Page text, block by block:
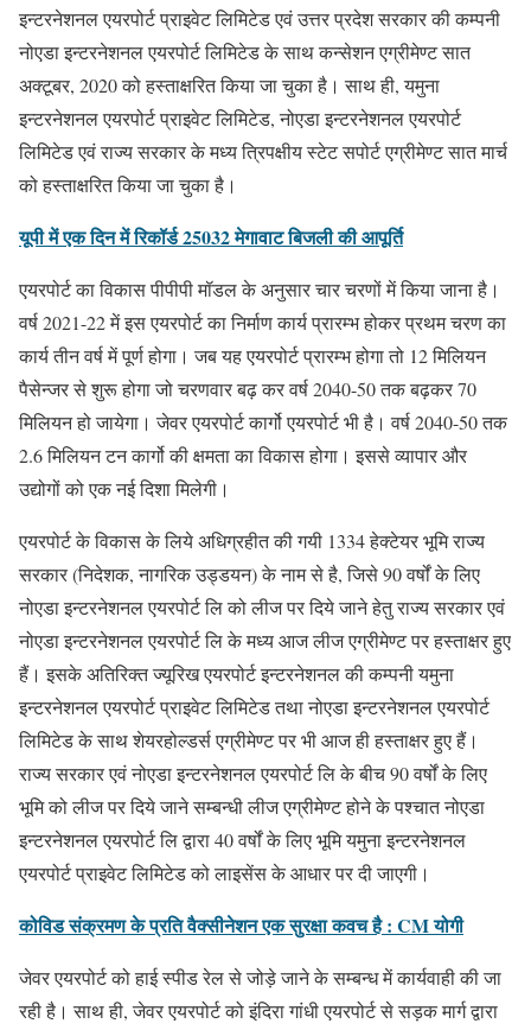
इन्टरनेशनल एयरपोर्ट प्राइवेट लिमिटेड एवं उत्तर प्रदेश सरकार की कम्पनी
नोएडा इन्टरनेशनल एयरपोर्ट लिमिटेड के साथ कन्सेशन एग्रीमेण्ट सात
अक्टूबर, 2020 को हस्ताक्षरित किया जा चुका है। साथ ही, यमुना
इन्टरनेशनल एयरपोर्ट प्राइवेट लिमिटेड, नोएडा इन्टरनेशनल एयरपोर्ट
लिमिटेड एवं राज्य सरकार के मध्य त्रिपक्षीय स्टेट सपोर्ट एग्रीमेण्ट सात मार्च
को हस्ताक्षरित किया जा चुका है।
यूपी में एक दिन में रिकॉर्ड 25032 मेगावाट बिजली की आपूर्ति
एयरपोर्ट का विकास पीपीपी मॉडल के अनुसार चार चरणों में किया जाना है।
वर्ष 2021-22 में इस एयरपोर्ट का निर्माण कार्य प्रारम्भ होकर प्रथम चरण का
कार्य तीन वर्ष में पूर्ण होगा। जब यह एयरपोर्ट प्रारम्भ होगा तो 12 मिलियन
पैसेन्जर से शुरू होगा जो चरणवार बढ़ कर वर्ष 2040-50 तक बढ़कर 70
मिलियन हो जायेगा। जेवर एयरपोर्ट कार्गो एयरपोर्ट भी है। वर्ष 2040-50 तक
2.6 मिलियन टन कार्गो की क्षमता का विकास होगा। इससे व्यापार और
उद्योगों को एक नई दिशा मिलेगी।
एयरपोर्ट के विकास के लिये अधिग्रहीत की गयी 1334 हेक्टेयर भूमि राज्य
सरकार (निदेशक, नागरिक उड्डयन) के नाम से है, जिसे 90 वर्षों के लिए
नोएडा इन्टरनेशनल एयरपोर्ट लि को लीज पर दिये जाने हेतु राज्य सरकार एवं
नोएडा इन्टरनेशनल एयरपोर्ट लि के मध्य आज लीज एग्रीमेण्ट पर हस्ताक्षर हुए
हैं। इसके अतिरिक्त ज्यूरिख एयरपोर्ट इन्टरनेशनल की कम्पनी यमुना
इन्टरनेशनल एयरपोर्ट प्राइवेट लिमिटेड तथा नोएडा इन्टरनेशनल एयरपोर्ट
लिमिटेड के साथ शेयरहोल्डर्स एग्रीमेण्ट पर भी आज ही हस्ताक्षर हुए हैं।
राज्य सरकार एवं नोएडा इन्टरनेशनल एयरपोर्ट लि के बीच 90 वर्षों के लिए
भूमि को लीज पर दिये जाने सम्बन्धी लीज एग्रीमेण्ट होने के पश्चात नोएडा
इन्टरनेशनल एयरपोर्ट लि द्वारा 40 वर्षों के लिए भूमि यमुना इन्टरनेशनल
एयरपोर्ट प्राइवेट लिमिटेड को लाइसेंस के आधार पर दी जाएगी।
कोविड संक्रमण के प्रति वैक्सीनेशन एक सुरक्षा कवच है : CM योगी
जेवर एयरपोर्ट को हाई स्पीड रेल से जोड़े जाने के सम्बन्ध में कार्यवाही की जा
रही है। साथ ही, जेवर एयरपोर्ट को इंदिरा गांधी एयरपोर्ट से सड़क मार्ग द्वारा